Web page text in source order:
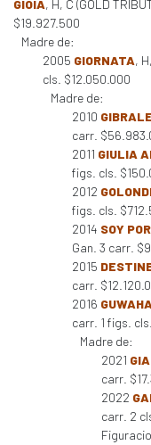
GIOIA, H, C (GOLD
$19.927.500
Madre de:
2005 GIORNATA,
cls. $12.050.000
Madre de:
2010
carr.
2011 GIULIA
figs. cls.
2012
figs. cls.
2014 SOY
Gan. 3 carr.
2015
carr.
2016
carr. 1 figs.
Madre de:
2021
carr.
2022
carr. 2